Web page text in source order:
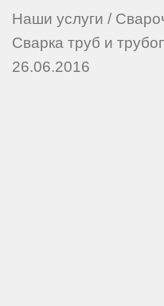
Наши услуги /
Сварка труб и
26.06.2016